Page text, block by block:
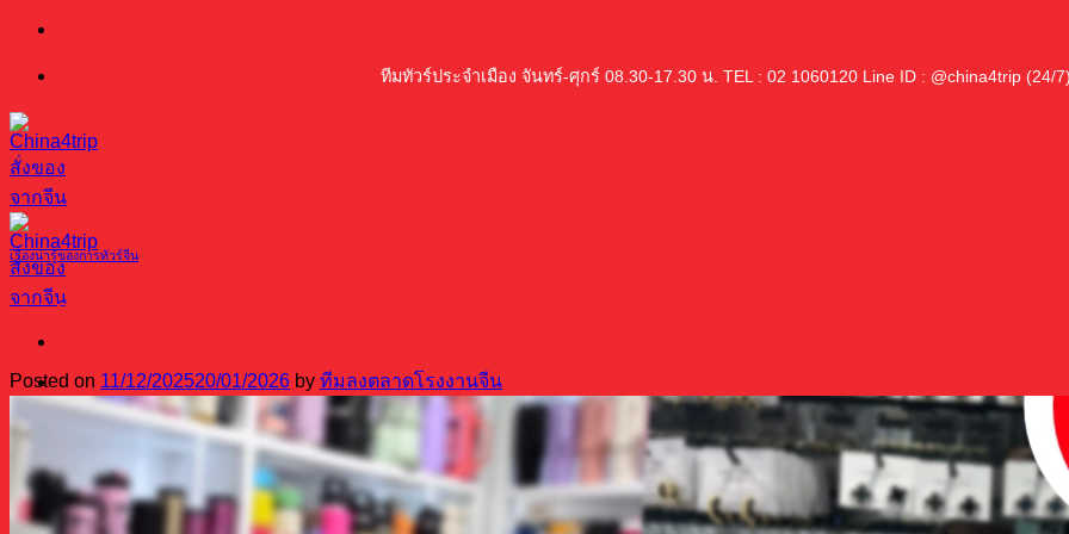
ข้าม
เนื้อหา
ทีมทัวร์ประจำเมือง จันทร์-ศุกร์ 08.30-17.30 น. TEL : 02 1060120 Line ID : @china4trip (24/
หน้าหลัก
ทริปทัวร์ซื้อของจีน
เมืองกวางโจว
เมืองฝอซานเมืองจงซาน
เมืองเซินเจิ้น
เรื่องน่ารู้ของการทัวร์จีน
Posted on 11/12/202520/01/2026 by ทีมลงตลาดโรงงานจีน